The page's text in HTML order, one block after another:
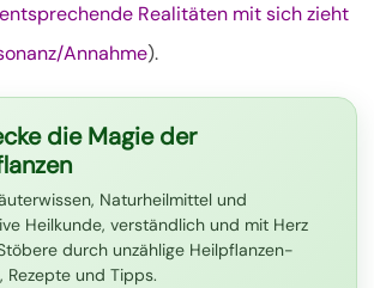
Realitäten mit sich zieht
Annahme).
die Magie der
Naturheilmittel und
Heilkunde, verständlich und mit Herz
durch unzählige Heilpflanzen-
Rezepte und Tipps.